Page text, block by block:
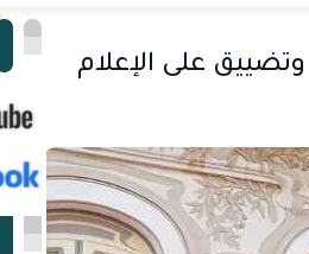
على الإعلام